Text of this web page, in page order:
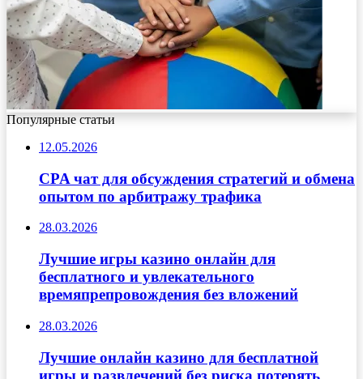
Популярные статьи
12.05.2026
CPA чат для обсуждения стратегий и обмена
опытом по арбитражу трафика
28.03.2026
Лучшие игры казино онлайн для
бесплатного и увлекательного
времяпрепровождения без вложений
28.03.2026
Лучшие онлайн казино для бесплатной
игры и развлечений без риска потерять